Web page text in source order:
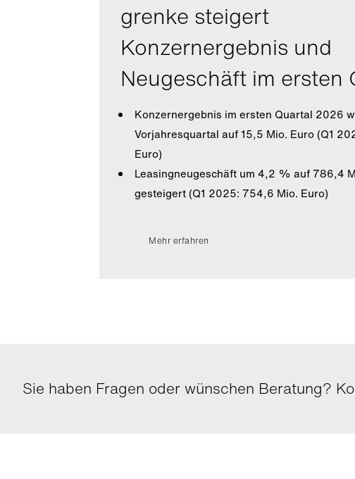
grenke steigert
Konzernergebnis und
Neugeschäft im ersten
Konzernergebnis im ersten Quartal 2026
Vorjahresquartal auf 15,5 Mio. Euro (Q1
Euro)
Leasingneugeschäft um 4,2 % auf 786,4
gesteigert (Q1 2025: 754,6 Mio. Euro)
Mehr erfahren
Sie haben Fragen oder wünschen Beratung?